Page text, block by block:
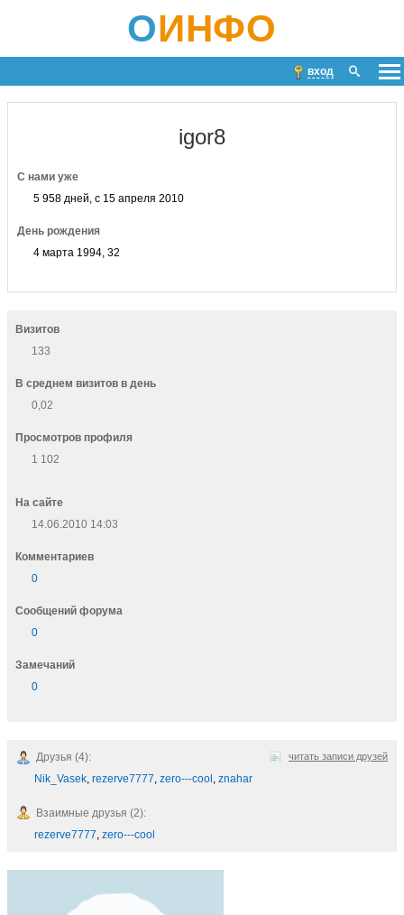
ОИНФО
вход
igor8
С нами уже
5 958 дней, с 15 апреля 2010
День рождения
4 марта 1994, 32
Визитов
133
В среднем визитов в день
0,02
Просмотров профиля
1 102
На сайте
14.06.2010 14:03
Комментариев
0
Cообщений форума
0
Замечаний
0
Друзья (4): читать записи друзей
Nik_Vasek rezerve7777 zero---cool znahar
Взаимные друзья (2):
rezerve7777 zero---cool